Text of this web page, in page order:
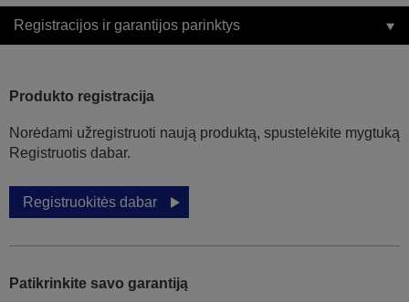
Registracijos ir garantijos parinktys
Produkto registracija
Norėdami užregistruoti naują produktą, spustelėkite mygtuką
Registruotis dabar.
Registruokitės dabar
Patikrinkite savo garantiją